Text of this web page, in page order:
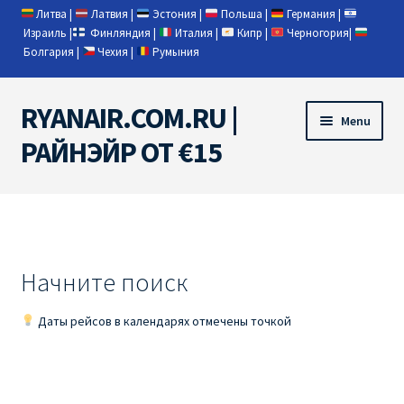
Литва | Латвия | Эстония | Польша | Германия |
Израиль | Финляндия | Италия | Кипр | Черногория|
Болгария | Чехия | Румыния
Skip
to
navigation
Skip
to
content
RYANAIR.COM.RU |
РАЙНЭЙР ОТ €15
Menu
RYANAIR PL ОТ € 9
Начните поиск
Даты рейсов в календарях отмечены точкой